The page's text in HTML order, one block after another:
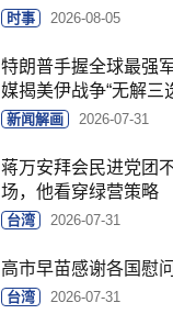
时事 2026-08-05
特朗普手握全球最强
媒揭美伊战争“无解三
新闻解画 2026-07-31
蒋万安拜会民进党团
场，他看穿绿营策略
台湾 2026-07-31
高市早苗感谢各国慰
台湾 2026-07-31